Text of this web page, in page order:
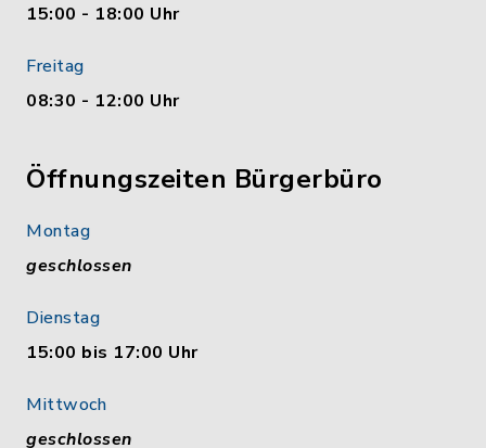
15:00 - 18:00 Uhr
Freitag
08:30 - 12:00 Uhr
Öffnungszeiten Bürgerbüro
Montag
geschlossen
Dienstag
15:00 bis 17:00 Uhr
Mittwoch
geschlossen